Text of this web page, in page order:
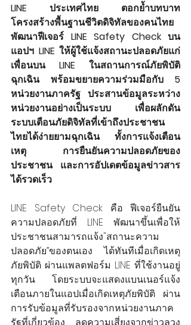
LINE ประเทศไทย ตอกย้ำบทบาท
โครงสร้างพื้นฐานชีวิตดิจิทัลของคนไทย
พัฒนาฟีเจอร์ LINE Safety Check บน
แอปฯ LINE ให้ผู้ใช้แจ้งสถานะปลอดภัยแก่
เพื่อนบน LINE ในสถานการณ์ภัยพิบัติ
ฉุกเฉิน พร้อมขยายความร่วมมือกับ 5
หน่วยงานภาครัฐ ประสานข้อมูลระหว่าง
หน่วยงานอย่างเป็นระบบ เพื่อผลักดัน
ระบบเตือนภัยดิจิทัลที่เข้าถึงประชาชน
ไทยได้ง่ายยามฉุกเฉิน ทั้งการแจ้งเตือน
เหตุ การยืนยันความปลอดภัยของ
ประชาชน และการอัปเดตข้อมูลข่าวสาร
ได้รวดเร็ว
LINE Safety Check คือ ฟีเจอร์ยืนยัน
ความปลอดภัยที่ LINE พัฒนาขึ้นเพื่อให้
ประชาชนสามารถแจ้ง"สถานะความ
ปลอดภัย”ของตนเอง ได้ทันทีเมื่อเกิดเหตุ
ภัยพิบัติ ผ่านแพลตฟอร์ม LINE ที่ใช้งานอยู่
ทุกวัน โดยระบบจะแสดงแบนเนอร์แจ้ง
เตือนภายในแอปเมื่อเกิดเหตุภัยพิบัติ ผ่าน
การรับข้อมูลที่รับรองจากหน่วยงานภาค